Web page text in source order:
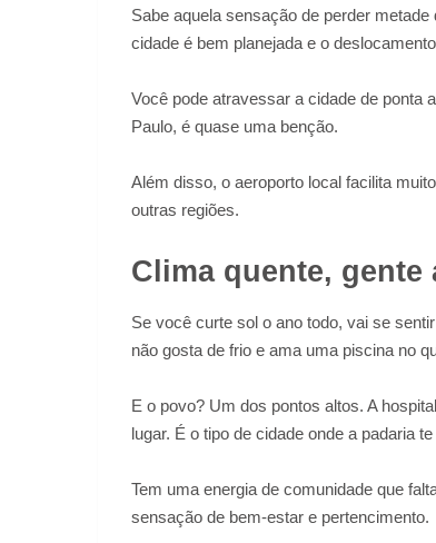
Sabe aquela sensação de perder
cidade é bem planejada e o
Você pode atravessar a cidade de ponta
Paulo, é quase uma benção.
Além disso, o aeroporto local facilita
outras regiões.
Clima quente, gente
Se você curte sol o ano todo, vai se
não gosta de frio e ama uma piscina no
E o povo? Um dos pontos altos. A
lugar. É o tipo de cidade onde a padaria
Tem uma energia de comunidade que
sensação de bem-estar e pertencimento.